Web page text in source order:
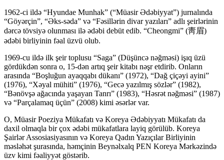
1962-ci ildə “Hyundae Munhak” (“Müasir Ədəbiyyat”) jurnalında
“Göyərçin”, “Əks-səda” və “Fəsillərin divar yazıları” adlı şeirlərinin
dərcə tövsiyə olunması ilə ədəbi debüt edib. “Cheongmi” (靑眉)
ədəbi birliyinin fəal üzvü olub.
1969-cu ildə ilk şeir toplusu “Saga” (Düşüncə nəğməsi) işıq üzü
gördükdən sonra o, 15-dən artıq şeir kitabı nəşr etdirib. Onların
arasında “Boşluğun ayaqqabı dükanı” (1972), “Dağ çiçəyi ayini”
(1976), “Xəyal mühiti” (1976), “Gecə yazılmış sözlər” (1982),
“Bənövşə ağacında yaşayan Tanrı” (1983), “Həsrət nəğməsi” (1987)
və “Parçalamaq üçün” (2008) kimi əsərlər var.
O, Müasir Poeziya Mükafatı və Koreya Ədəbiyyatı Mükafatı da
daxil olmaqla bir çox ədəbi mükafatlara layiq görülüb. Koreya
Şairlər Assosiasiyasının və Koreya Qadın Yazıçılar Birliyinin
məsləhət şurasında, həmçinin Beynəlxalq PEN Koreya Mərkəzində
üzv kimi fəaliyyət göstərib.